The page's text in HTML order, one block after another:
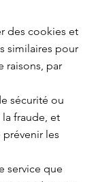
des cookies et
similaires pour
raisons, par
sécurité ou
fraude, et
les
service que